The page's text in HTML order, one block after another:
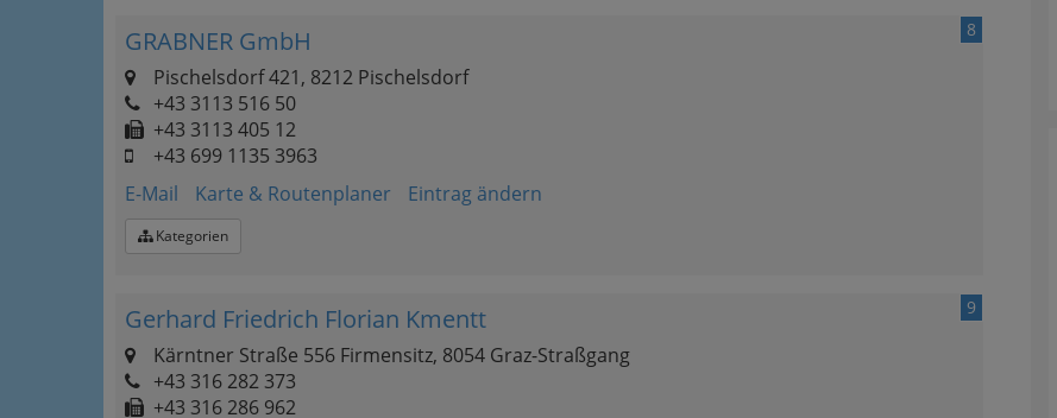
8
GRABNER GmbH
Pischelsdorf 421, 8212 Pischelsdorf
+43 3113 516 50
+43 3113 405 12
+43 699 1135 3963
E-Mail
Karte & Routenplaner Eintrag ändern
Kategorien
9
Gerhard Friedrich Florian Kmentt
Kärntner Straße 556 Firmensitz, 8054 Graz-Straßgang
+43 316 282 373
+43 316 286 962